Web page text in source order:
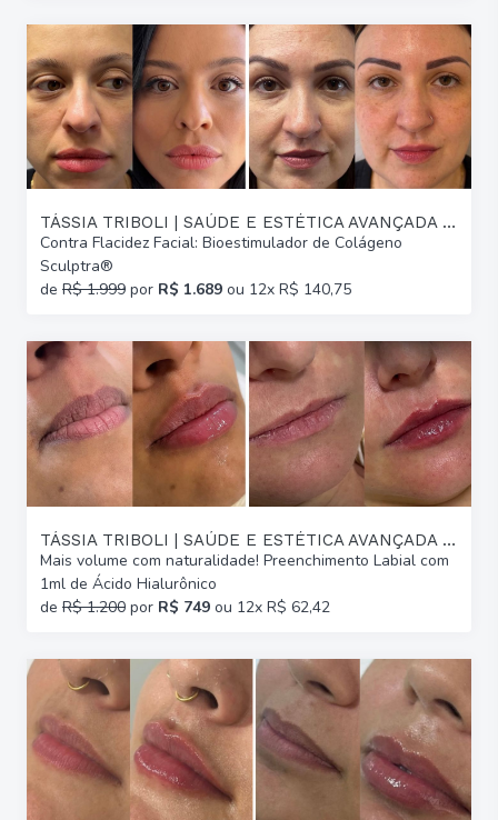
TÁSSIA TRIBOLI | SAÚDE E ESTÉTICA AVANÇADA | GLÓRIA
Contra Flacidez Facial: Bioestimulador de Colágeno
Sculptra®
de R$ 1.999 por R$ 1.689 ou 12x R$ 140,75
TÁSSIA TRIBOLI | SAÚDE E ESTÉTICA AVANÇADA | GLÓRIA
Mais volume com naturalidade! Preenchimento Labial com
1ml de Ácido Hialurônico
de R$ 1.200 por R$ 749 ou 12x R$ 62,42